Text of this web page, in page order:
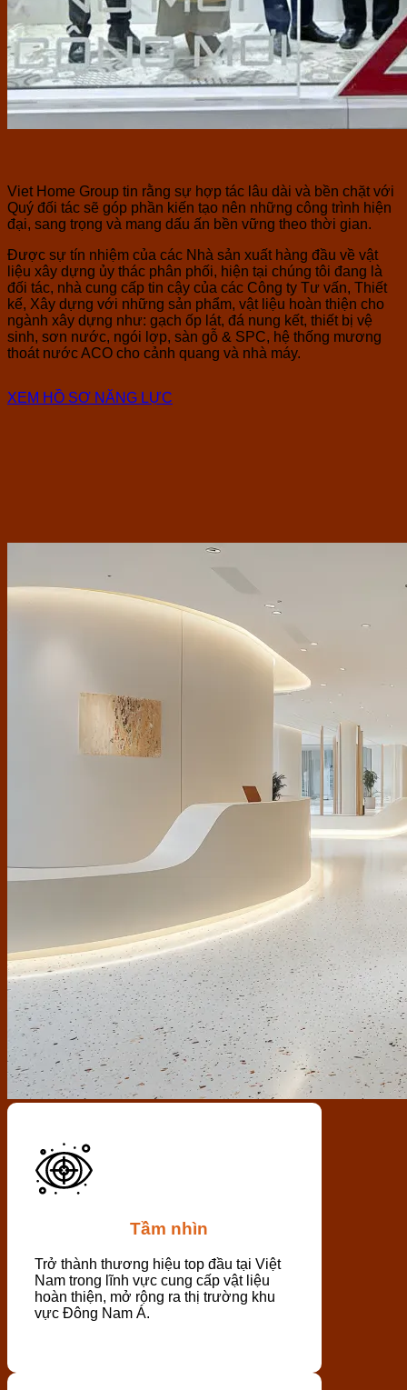
Viet Home Group tin rằng sự hợp tác lâu dài và bền chặt với
Quý đối tác sẽ góp phần kiến tạo nên những công trình hiện
đại, sang trọng và mang dấu ấn bền vững theo thời gian.
Được sự tín nhiệm của các Nhà sản xuất hàng đầu về vật
liệu xây dựng ủy thác phân phối, hiện tại chúng tôi đang là
đối tác, nhà cung cấp tin cậy của các Công ty Tư vấn, Thiết
kế, Xây dựng với những sản phẩm, vật liệu hoàn thiện cho
ngành xây dựng như: gạch ốp lát, đá nung kết, thiết bị vệ
sinh, sơn nước, ngói lợp, sàn gỗ & SPC, hệ thống mương
thoát nước ACO cho cảnh quang và nhà máy.
XEM HỒ SƠ NĂNG LỰC
Tầm nhìn
Trở thành thương hiệu top đầu tại Việt
Nam trong lĩnh vực cung cấp vật liệu
hoàn thiện, mở rộng ra thị trường khu
vực Đông Nam Á.